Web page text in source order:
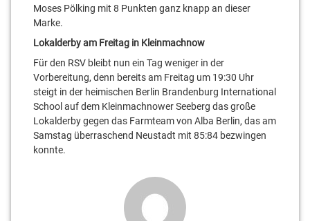
Moses Pölking mit 8 Punkten ganz knapp an dieser
Marke.
Lokalderby am Freitag in Kleinmachnow
Für den RSV bleibt nun ein Tag weniger in der
Vorbereitung, denn bereits am Freitag um 19:30 Uhr
steigt in der heimischen Berlin Brandenburg International
School auf dem Kleinmachnower Seeberg das große
Lokalderby gegen das Farmteam von Alba Berlin, das am
Samstag überraschend Neustadt mit 85:84 bezwingen
konnte.